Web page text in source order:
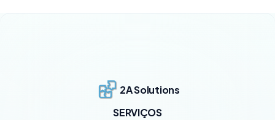
SERVIÇOS
2A Solutions